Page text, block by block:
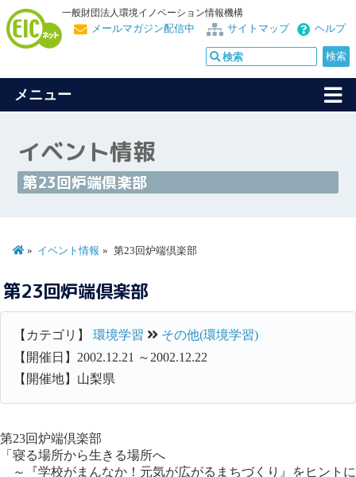
一般財団法人環境イノベーション情報機構
ヘルプ
サイトマップ
メールマガジン配信中
メニュー
イベント情報
第23回炉端倶楽部
イベント情報 第23回炉端倶楽部
第23回炉端倶楽部
【カテゴリ】 環境学習
その他(環境学習)
【開催日】2002.12.21 ～2002.12.22
【開催地】山梨県
第23回炉端倶楽部
「寝る場所から生きる場所へ
～『学校がまんなか！元気が広がるまちづくり』をヒントに